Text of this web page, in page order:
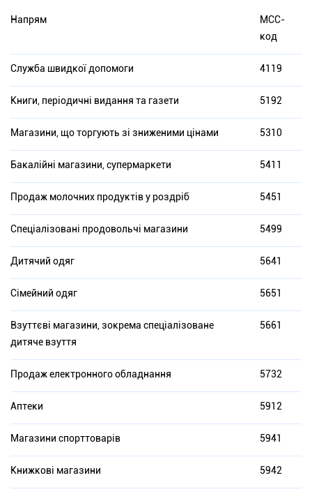
Напрям
МСС-
код
Служба швидкої допомоги 4119
Книги, періодичні видання та газети 5192
Магазини, що торгують зі зниженими цінами 5310
Бакалійні магазини, супермаркети 5411
Продаж молочних продуктів у роздріб 5451
Спеціалізовані продовольчі магазини 5499
Дитячий одяг 5641
Сімейний одяг 5651
Взуттєві магазини, зокрема спеціалізоване
дитяче взуття
5661
Продаж електронного обладнання 5732
Аптеки 5912
Магазини спорттоварів 5941
Книжкові магазини 5942